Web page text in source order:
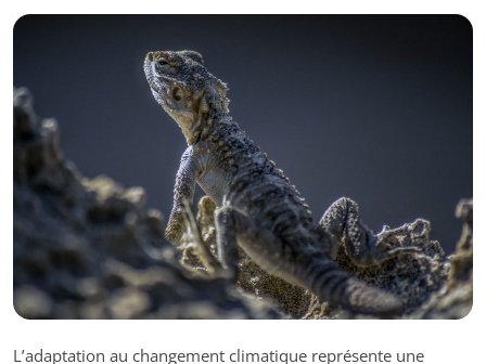
L’adaptation au changement climatique représente une